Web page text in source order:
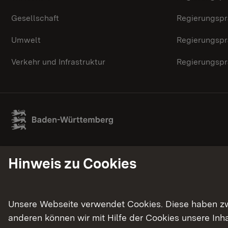
Gesellschaft
Umwelt
Verkehr und Infrastruktur
Hinweis zu Cookies
Unsere Webseite verwendet Cookies. Diese haben
anderen können wir mit Hilfe der Cookies unsere